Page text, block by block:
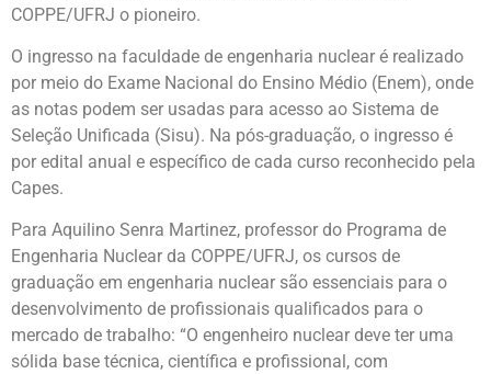
COPPE/UFRJ o pioneiro.
O ingresso na faculdade de engenharia nuclear é realizado
por meio do Exame Nacional do Ensino Médio (Enem), onde
as notas podem ser usadas para acesso ao Sistema de
Seleção Unificada (Sisu). Na pós-graduação, o ingresso é
por edital anual e específico de cada curso reconhecido pela
Capes.
Para Aquilino Senra Martinez, professor do Programa de
Engenharia Nuclear da COPPE/UFRJ, os cursos de
graduação em engenharia nuclear são essenciais para o
desenvolvimento de profissionais qualificados para o
mercado de trabalho: “O engenheiro nuclear deve ter uma
sólida base técnica, científica e profissional, com